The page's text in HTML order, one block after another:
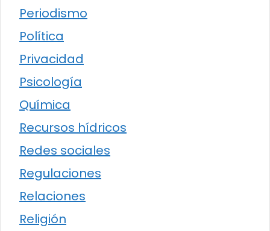
Periodismo
Política
Privacidad
Psicología
Química
Recursos hídricos
Redes sociales
Regulaciones
Relaciones
Religión